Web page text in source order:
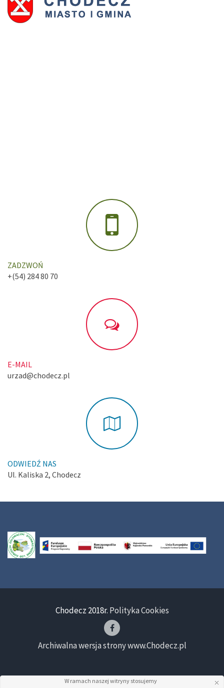
ZADZWOŃ
+(54) 284 80 70
E-MAIL
urzad@chodecz.pl
ODWIEDŹ NAS
Ul. Kaliska 2, Chodecz
Chodecz 2018r. Polityka Cookies
Archiwalna wersja strony www.Chodecz.pl
W ramach naszej witryny stosujemy